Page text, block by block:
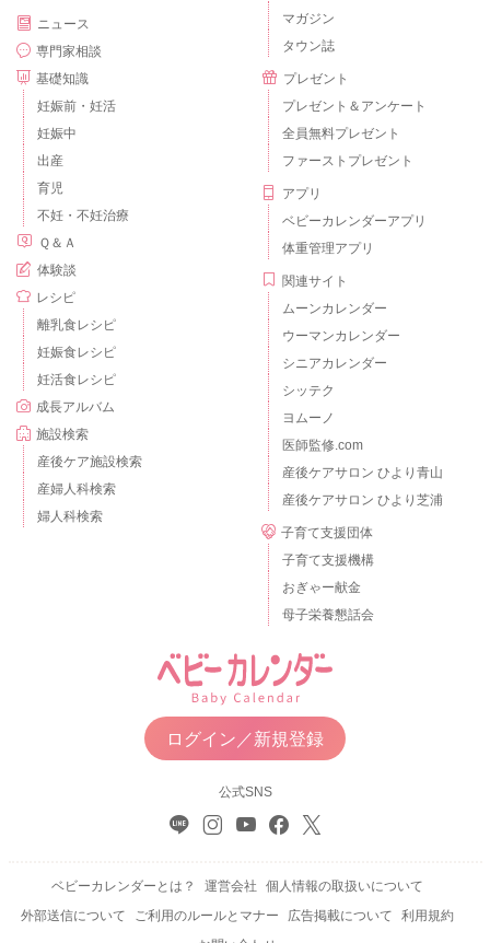
ニュース
専門家相談
基礎知識
妊娠前・妊活
妊娠中
出産
育児
不妊・不妊治療
Ｑ＆Ａ
体験談
レシピ
離乳食レシピ
妊娠食レシピ
妊活食レシピ
成長アルバム
施設検索
産後ケア施設検索
産婦人科検索
婦人科検索
マガジン
タウン誌
プレゼント
プレゼント＆アンケート
全員無料プレゼント
ファーストプレゼント
アプリ
ベビーカレンダーアプリ
体重管理アプリ
関連サイト
ムーンカレンダー
ウーマンカレンダー
シニアカレンダー
シッテク
ヨムーノ
医師監修.com
産後ケアサロン ひより青山
産後ケアサロン ひより芝浦
子育て支援団体
子育て支援機構
おぎゃー献金
母子栄養懇話会
ログイン／新規登録
公式SNS
ベビーカレンダーとは？ 運営会社
個人情報の取扱いについて
外部送信について
ご利用のルールとマナー 広告掲載について
利用規約